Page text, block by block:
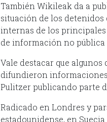
También Wikileak da a
situación de los
internas de los
de información no
Vale destacar que
difundieron
Pulitzer publicando parte
Radicado en Londres y
estadounidense, en